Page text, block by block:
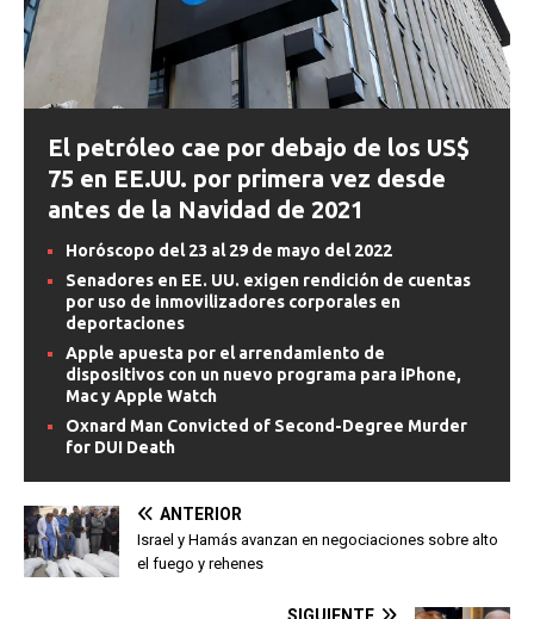
El petróleo cae por debajo de los US$
75 en EE.UU. por primera vez desde
antes de la Navidad de 2021
Horóscopo del 23 al 29 de mayo del 2022
Senadores en EE. UU. exigen rendición de cuentas
por uso de inmovilizadores corporales en
deportaciones
Apple apuesta por el arrendamiento de
dispositivos con un nuevo programa para iPhone,
Mac y Apple Watch
Oxnard Man Convicted of Second-Degree Murder
for DUI Death
ANTERIOR
Israel y Hamás avanzan en negociaciones sobre alto
el fuego y rehenes
SIGUIENTE